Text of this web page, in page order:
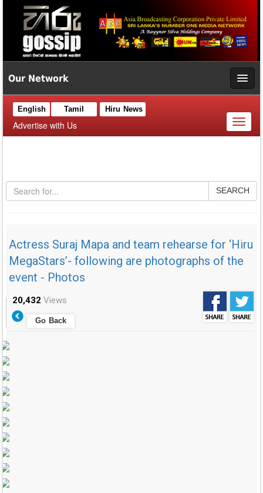
Our Network
English Tamil Hiru News
Advertise with Us
Toggle
SEARCH
Actress Suraj Mapa and team rehearse for ‘Hiru
MegaStars’- following are photographs of the
event - Photos
20,432 Views
Go Back